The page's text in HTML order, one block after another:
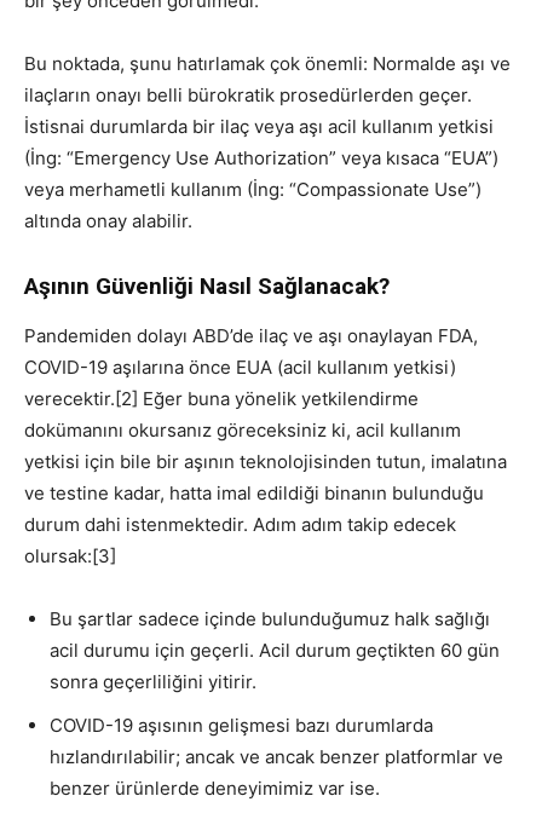
Bu noktada, şunu hatırlamak çok önemli: Normalde aşı ve
ilaçların onayı belli bürokratik prosedürlerden geçer.
İstisnai durumlarda bir ilaç veya aşı acil kullanım yetkisi
(İng: “Emergency Use Authorization” veya kısaca “EUA”)
veya merhametli kullanım (İng: “Compassionate Use”)
altında onay alabilir.
Aşının Güvenliği Nasıl Sağlanacak?
Pandemiden dolayı ABD’de ilaç ve aşı onaylayan FDA,
COVID-19 aşılarına önce EUA (acil kullanım yetkisi)
verecektir.[2] Eğer buna yönelik yetkilendirme
dokümanını okursanız göreceksiniz ki, acil kullanım
yetkisi için bile bir aşının teknolojisinden tutun, imalatına
ve testine kadar, hatta imal edildiği binanın bulunduğu
durum dahi istenmektedir. Adım adım takip edecek
olursak:[3]
Bu şartlar sadece içinde bulunduğumuz halk sağlığı
acil durumu için geçerli. Acil durum geçtikten 60 gün
sonra geçerliliğini yitirir.
COVID-19 aşısının gelişmesi bazı durumlarda
hızlandırılabilir; ancak ve ancak benzer platformlar ve
benzer ürünlerde deneyimimiz var ise.